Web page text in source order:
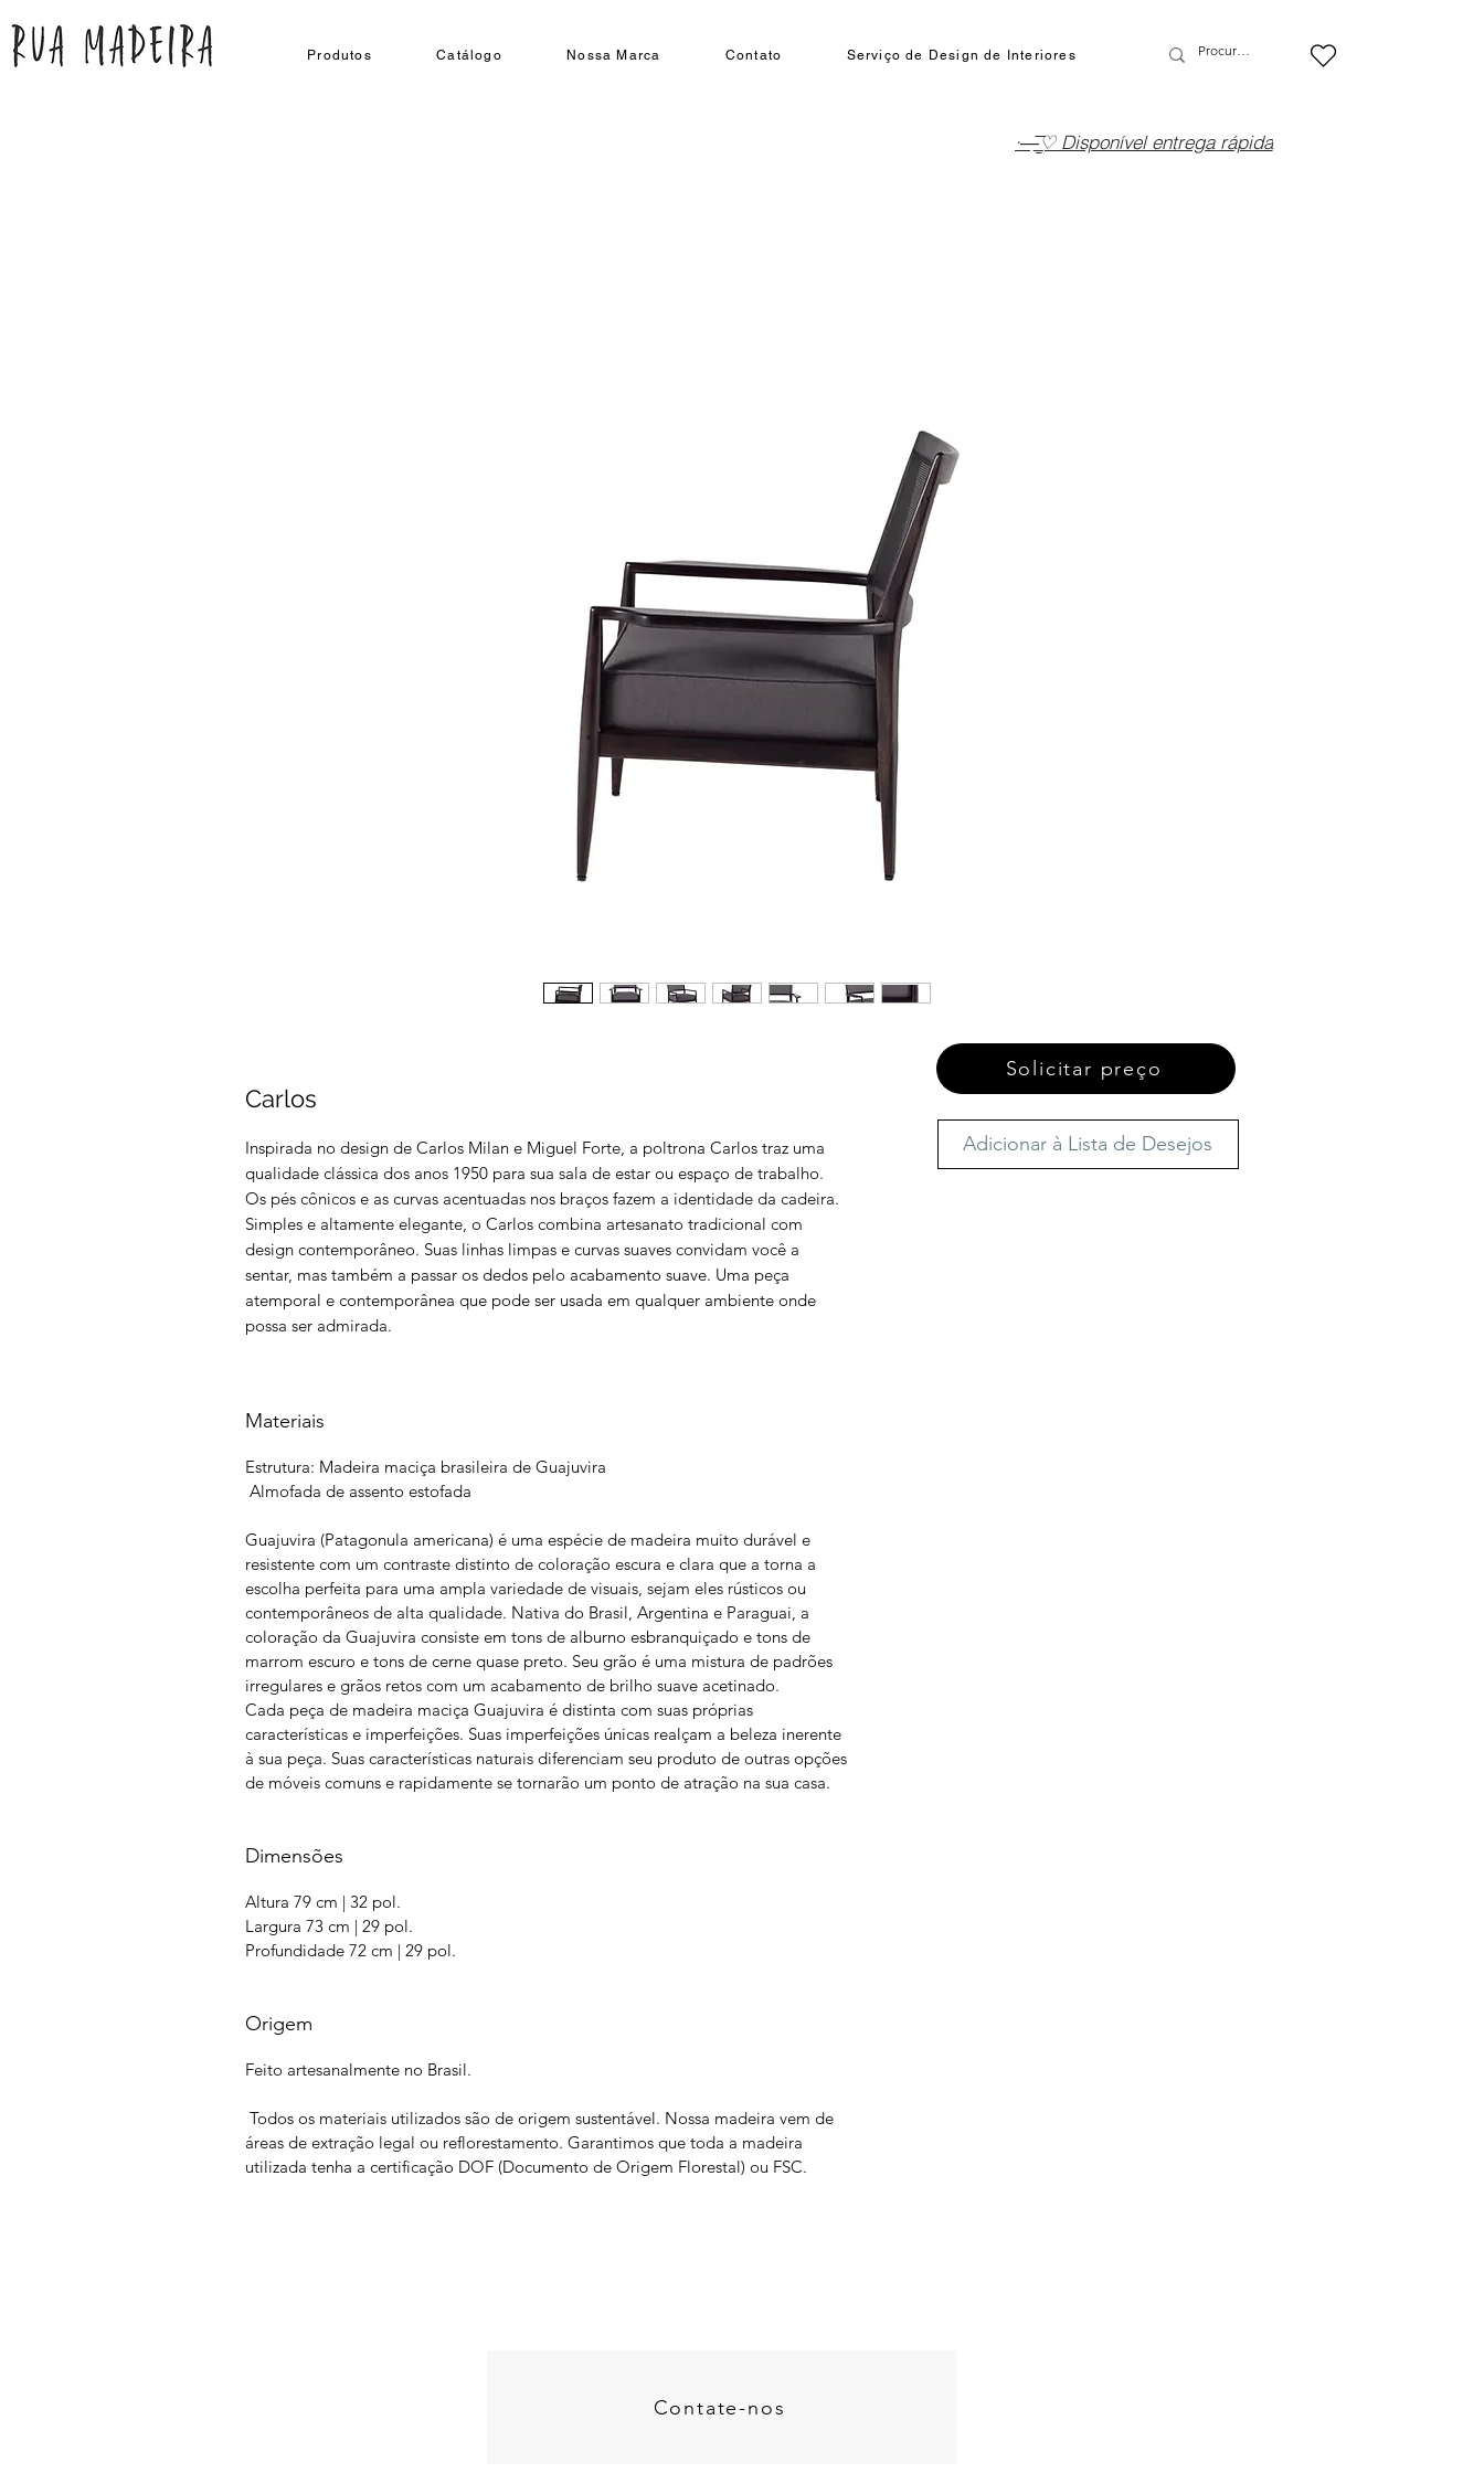
Produtos Catálogo Nossa Marca Contato Serviço de Design de Interiores
·—̳͟͞͞♡ Disponível entrega rápida
Carlos
Inspirada no design de Carlos Milan e Miguel Forte, a poltrona Carlos traz uma
qualidade clássica dos anos 1950 para sua sala de estar ou espaço de trabalho.
Os pés cônicos e as curvas acentuadas nos braços fazem a identidade da cadeira.
Simples e altamente elegante, o Carlos combina artesanato tradicional com
design contemporâneo. Suas linhas limpas e curvas suaves convidam você a
sentar, mas também a passar os dedos pelo acabamento suave. Uma peça
atemporal e contemporânea que pode ser usada em qualquer ambiente onde
possa ser admirada.
Materiais
Estrutura: Madeira maciça brasileira de Guajuvira
Almofada de assento estofada
Guajuvira (Patagonula americana) é uma espécie de madeira muito durável e
resistente com um contraste distinto de coloração escura e clara que a torna a
escolha perfeita para uma ampla variedade de visuais, sejam eles rústicos ou
contemporâneos de alta qualidade. Nativa do Brasil, Argentina e Paraguai, a
coloração da Guajuvira consiste em tons de alburno esbranquiçado e tons de
marrom escuro e tons de cerne quase preto. Seu grão é uma mistura de padrões
irregulares e grãos retos com um acabamento de brilho suave acetinado.
Cada peça de madeira maciça Guajuvira é distinta com suas próprias
características e imperfeições. Suas imperfeições únicas realçam a beleza inerente
à sua peça. Suas características naturais diferenciam seu produto de outras opções
de móveis comuns e rapidamente se tornarão um ponto de atração na sua casa.
Dimensões
Altura 79 cm | 32 pol.
Largura 73 cm | 29 pol.
Profundidade 72 cm | 29 pol.
Origem
Feito artesanalmente no Brasil.
Todos os materiais utilizados são de origem sustentável. Nossa madeira vem de
áreas de extração legal ou reflorestamento. Garantimos que toda a madeira
utilizada tenha a certificação DOF (Documento de Origem Florestal) ou FSC.
Adicionar à Lista de Desejos
Solicitar preço
Contate-nos